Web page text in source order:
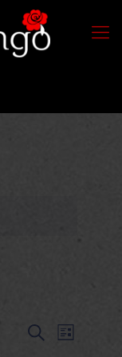
Eventi
Cerca
Evento
Viste
Lista